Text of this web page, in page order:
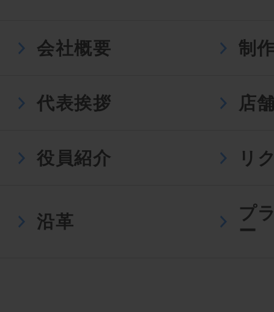
会社概要 制
代表挨拶 店
役員紹介 リ
沿革
プ
ー